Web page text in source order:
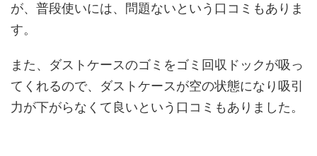
が、普段使いには、問題ないという口コミもありま
す。
また、ダストケースのゴミをゴミ回収ドックが吸っ
てくれるので、ダストケースが空の状態になり吸引
力が下がらなくて良いという口コミもありました。